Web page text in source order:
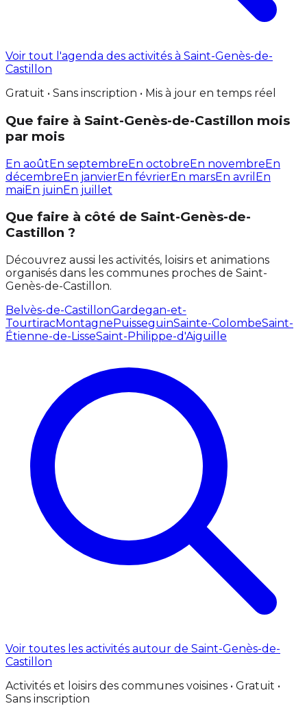
Voir tout l'agenda des activités à Saint-Genès-de-
Castillon
Gratuit • Sans inscription • Mis à jour en temps réel
Que faire à Saint-Genès-de-Castillon mois
par mois
En aoûtEn septembreEn octobreEn novembreEn
décembreEn janvierEn févrierEn marsEn avril En
maiEn juinEn juillet
Que faire à côté de Saint-Genès-de-
Castillon ?
Découvrez aussi les activités, loisirs et animations
organisés dans les communes proches de Saint-
Genès-de-Castillon.
Belvès-de-CastillonGardegan-et-
TourtiracMontagnePuisseguinSainte-ColombeSaint-
Étienne-de-LisseSaint-Philippe-d'Aiguille
Voir toutes les activités autour de Saint-Genès-de-
Castillon
Activités et loisirs des communes voisines • Gratuit •
Sans inscription